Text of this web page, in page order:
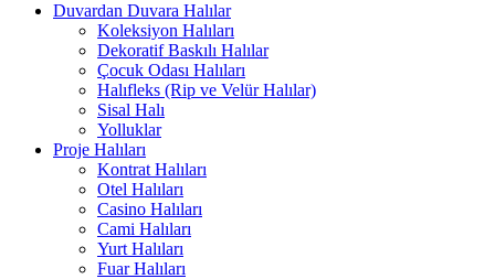
Duvardan Duvara Halılar
Koleksiyon Halıları
Dekoratif Baskılı Halılar
Çocuk Odası Halıları
Halıfleks (Rip ve Velür Halılar)
Sisal Halı
Yolluklar
Proje Halıları
Kontrat Halıları
Otel Halıları
Casino Halıları
Cami Halıları
Yurt Halıları
Fuar Halıları